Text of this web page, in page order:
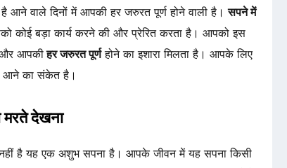
आने वाले दिनों में आपकी हर जरुरत पूर्ण होने वाली है।सपने में
कोई बड़ा कार्य करने की और प्रेरित करता है। आपको इस
और आपकीहर जरुरत पूर्णहोने का इशारा मिलता है। आपके लिए
आने का संकेत है।
मरते देखना
है यह एक अशुभ सपना है। आपके जीवन में यह सपना किसी